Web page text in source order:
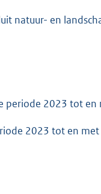
natuur- en
periode 2023 tot
2023 tot en